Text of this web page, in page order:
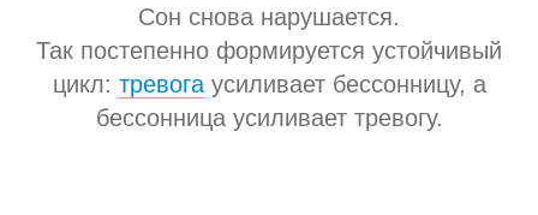
Сон снова нарушается.
Так постепенно формируется устойчивый
цикл: тревогаусиливает бессонницу, а
бессонница усиливает тревогу.